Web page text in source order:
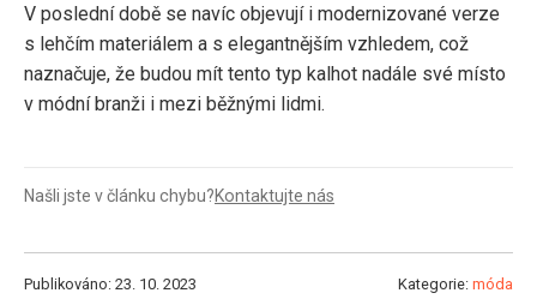
V poslední době se navíc objevují i modernizované verze
s lehčím materiálem a s elegantnějším vzhledem, což
naznačuje, že budou mít tento typ kalhot nadále své místo
v módní branži i mezi běžnými lidmi.
Našli jste v článku chybu?Kontaktujte nás
Publikováno: 23. 10. 2023 Kategorie: móda